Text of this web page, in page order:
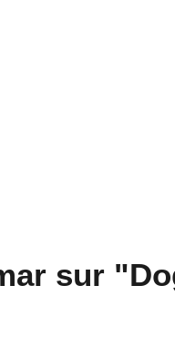
sur